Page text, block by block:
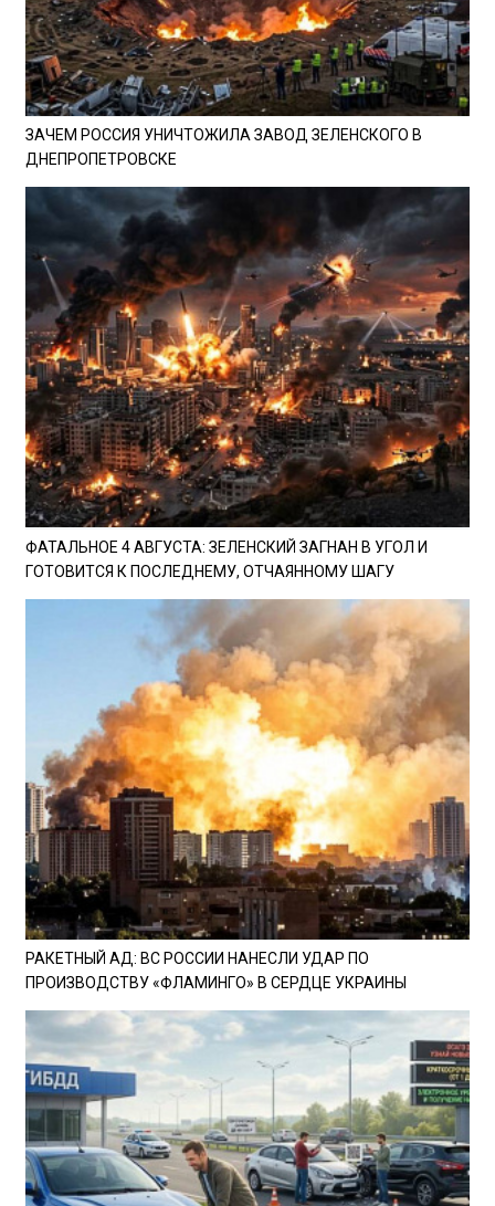
ЗАЧЕМ РОССИЯ УНИЧТОЖИЛА ЗАВОД ЗЕЛЕНСКОГО В
ДНЕПРОПЕТРОВСКЕ
ФАТАЛЬНОЕ 4 АВГУСТА: ЗЕЛЕНСКИЙ ЗАГНАН В УГОЛ И
ГОТОВИТСЯ К ПОСЛЕДНЕМУ, ОТЧАЯННОМУ ШАГУ
РАКЕТНЫЙ АД: ВС РОССИИ НАНЕСЛИ УДАР ПО
ПРОИЗВОДСТВУ «ФЛАМИНГО» В СЕРДЦЕ УКРАИНЫ